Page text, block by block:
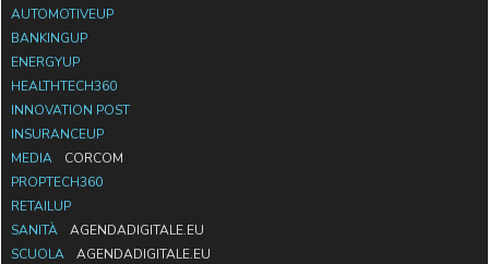
AUTOMOTIVEUP
BANKINGUP
ENERGYUP
HEALTHTECH360
INNOVATION POST
INSURANCEUP
MEDIA
CORCOM
PROPTECH360
RETAILUP
SANITÀ
AGENDADIGITALE.EU
SCUOLA
AGENDADIGITALE.EU